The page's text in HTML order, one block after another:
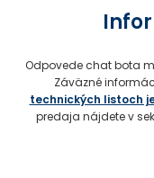
Odpovede chat bota
Záväzné
technických listoch
predaja nájdete v